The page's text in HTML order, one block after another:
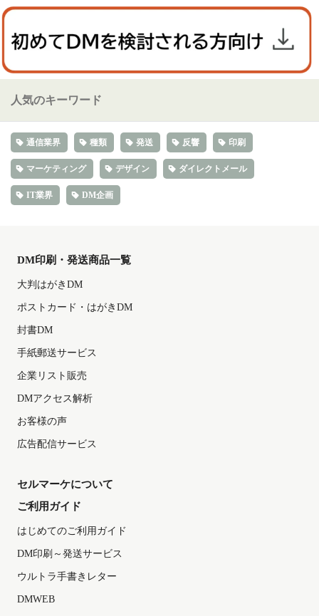
人気のキーワード
通信業界 種類 発送 反響 印刷
マーケティング デザイン ダイレクトメール
IT業界 DM企画
DM印刷・発送商品一覧
大判はがきDM
ポストカード・はがきDM
封書DM
手紙郵送サービス
企業リスト販売
DMアクセス解析
お客様の声
広告配信サービス
セルマーケについて
ご利用ガイド
はじめてのご利用ガイド
DM印刷～発送サービス
ウルトラ手書きレター
DMWEB